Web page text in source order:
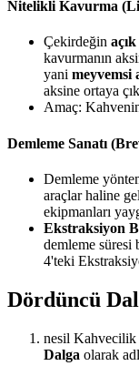
Nitelikli Kavurma
Çekirdeğin
kavurmanın
yani meyvemsi
aksine ortaya
Amaç:
Demleme Sanatı
Demleme
araçlar haline
ekipmanları
Ekstraksiyon
demleme
4'teki
Dördüncü
nesil Kahvecilik
Dalga olarak